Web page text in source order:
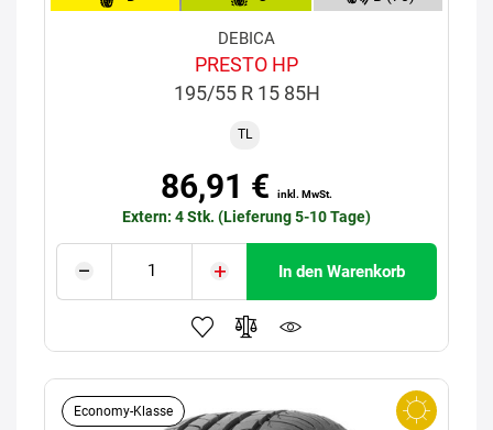
DEBICA
PRESTO HP
195/55 R 15 85H
TL
86,91 € inkl. MwSt.
Extern: 4 Stk. (Lieferung 5-10 Tage)
In den Warenkorb
Economy-Klasse